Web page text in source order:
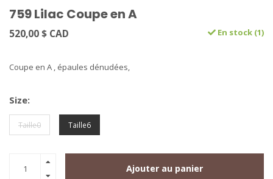
759 Lilac Coupe en A
520,00 $ CAD En stock (1)
Coupe en A , épaules dénudées,
Size:
Taille0 Taille6
Ajouter au panier